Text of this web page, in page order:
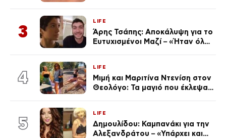
3
LIFE
Άρης Τσάπης: Αποκάλυψη για το
Ευτυχισμένοι Μαζί – «Ήταν όλα
4
LIFE
Μιμή και Μαριτίνα Ντενίση στον
Θεολόγο: Τα μαγιό που έκλεψαν
5
LIFE
Δημουλίδου: Καμπανάκι για την
Αλεξανδράτου – «Υπάρχει και